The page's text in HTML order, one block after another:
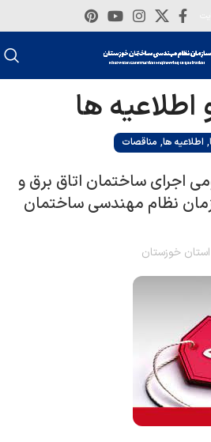
اطلاعیه ها
, اطلاعیه ها, مناقصات
اجرای ساختمان اتاق برق و
نظام مهندسی ساختمان
خوزستان